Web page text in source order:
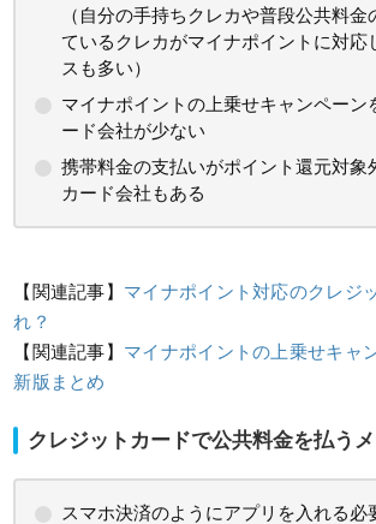
（自分の手持ちクレカや普段公共料金
ているクレカがマイナポイントに対応
スも多い）
マイナポイントの上乗せキャンペーン
ード会社が少ない
携帯料金の支払いがポイント還元対象
カード会社もある
【関連記事】 マイナポイント対応のクレジ
れ？
【関連記事】 マイナポイントの上乗せキャ
新版まとめ
クレジットカードで公共料金を払う
スマホ決済のようにアプリを入れる必